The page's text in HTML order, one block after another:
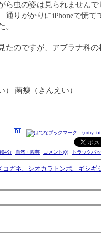
ら虫の姿は見られませんで
りがかりにiPhoneで慌て
。
たのですが、アブラナ科の
菌癭（きんえい）
04分 自然・園芸 コメント(0) トラックバ
コガネ、シオカラトンボ、ギシギ